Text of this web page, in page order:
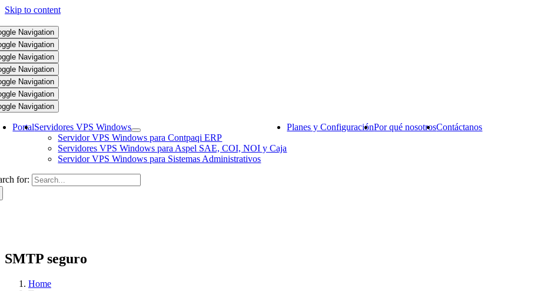
Skip to content
Navigation
Navigation
Navigation
Navigation
Navigation
Navigation
Navigation
PortalServidores VPS Windows
Servidor VPS Windows para Contpaqi ERP
Servidores VPS Windows para Aspel SAE, COI, NOI y Caja
Servidor VPS Windows para Sistemas Administrativos
Planes y ConfiguraciónPor qué nosotrosContáctanos
for:
SMTP seguro
Home